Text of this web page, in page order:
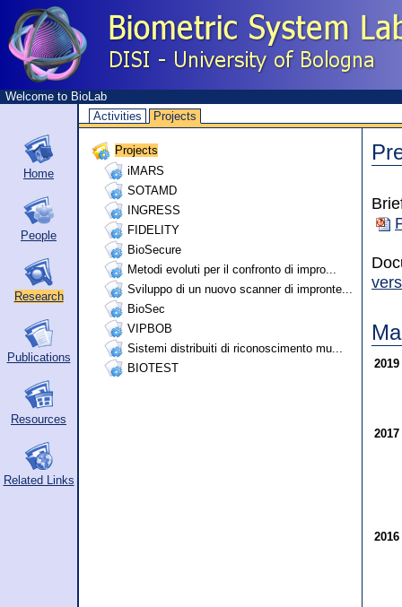
Welcome to BioLab
Activities
Projects
Home
People
Research
Publications
Resources
Related Links
Projects
iMARS
SOTAMD
INGRESS
FIDELITY
BioSecure
Metodi evoluti per il confronto di impro...
Sviluppo di un nuovo scanner di impronte...
BioSec
VIPBOB
Sistemi distribuiti di riconoscimento mu...
BIOTEST
2019
2017
2016